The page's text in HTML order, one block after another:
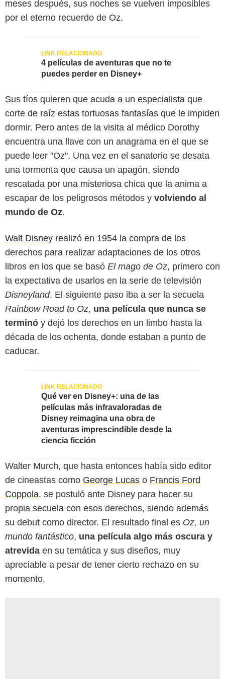
meses después, sus noches se vuelven imposibles
por el eterno recuerdo de Oz.
4 películas de aventuras que no te
puedes perder en Disney+
Sus tíos quieren que acuda a un especialista que
corte de raíz estas tortuosas fantasías que le impiden
dormir. Pero antes de la visita al médico Dorothy
encuentra una llave con un anagrama en el que se
puede leer "Oz". Una vez en el sanatorio se desata
una tormenta que causa un apagón, siendo
rescatada por una misteriosa chica que la anima a
escapar de los peligrosos métodos y volviendo al
mundo de Oz.
Walt Disney realizó en 1954 la compra de los
derechos para realizar adaptaciones de los otros
libros en los que se basó El mago de Oz, primero con
la expectativa de usarlos en la serie de televisión
Disneyland. El siguiente paso iba a ser la secuela
Rainbow Road to Oz, una película que nunca se
terminó y dejó los derechos en un limbo hasta la
década de los ochenta, donde estaban a punto de
caducar.
Qué ver en Disney+: una de las
películas más infravaloradas de
Disney reimagina una obra de
aventuras imprescindible desde la
ciencia ficción
Walter Murch, que hasta entonces había sido editor
de cineastas como George Lucas o Francis Ford
Coppola, se postuló ante Disney para hacer su
propia secuela con esos derechos, siendo además
su debut como director. El resultado final es Oz, un
mundo fantástico, una película algo más oscura y
atrevida en su temática y sus diseños, muy
apreciable a pesar de tener cierto rechazo en su
momento.